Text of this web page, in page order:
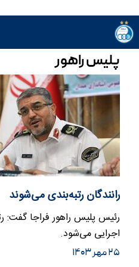
پلیس راهور
رانندگان رتبه‌بندی می‌شوند
رئیس پلیس راهور فراجا گفت:
اجرایی می‌شود.
۲۵ مهر ۱۴۰۳